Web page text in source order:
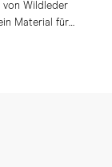
von Wildleder
Material für